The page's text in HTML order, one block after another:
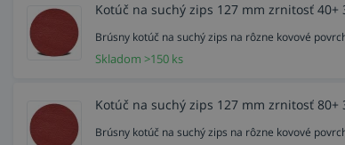
Kotúč na suchý zips 127 mm zrnitosť 40+
Brúsny kotúč na suchý zips na rôzne kovové
Skladom >150 ks
Kotúč na suchý zips 127 mm zrnitosť 80+
Brúsny kotúč na suchý zips na rôzne kovové